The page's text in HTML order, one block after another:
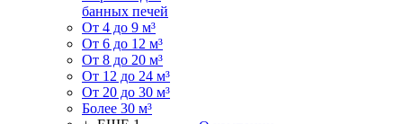
банных печей
От 4 до 9 м³
От 6 до 12 м³
От 8 до 20 м³
От 12 до 24 м³
От 20 до 30 м³
Более 30 м³